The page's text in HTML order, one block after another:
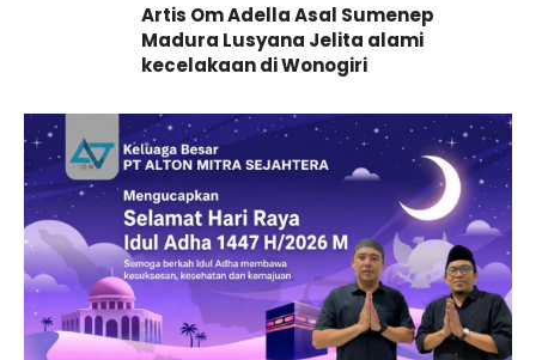
Artis Om Adella Asal Sumenep
Madura Lusyana Jelita alami
kecelakaan di Wonogiri